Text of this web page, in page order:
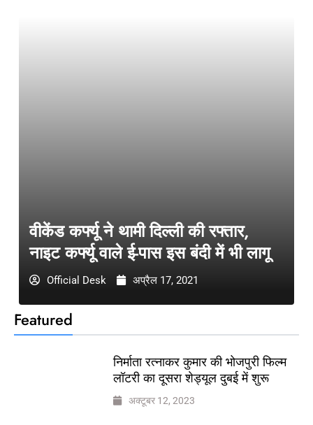
Featured
निर्माता रत्नाकर कुमार की भोजपुरी फिल्म
लॉटरी का दूसरा शेड्यूल दुबई में शुरू
अक्टूबर 12, 2023
वीकेंड कर्फ्यू ने थामी दिल्ली की रफ्तार,
नाइट कर्फ्यू वाले ई-पास इस बंदी में भी लागू
Official Desk अप्रैल 17, 2021